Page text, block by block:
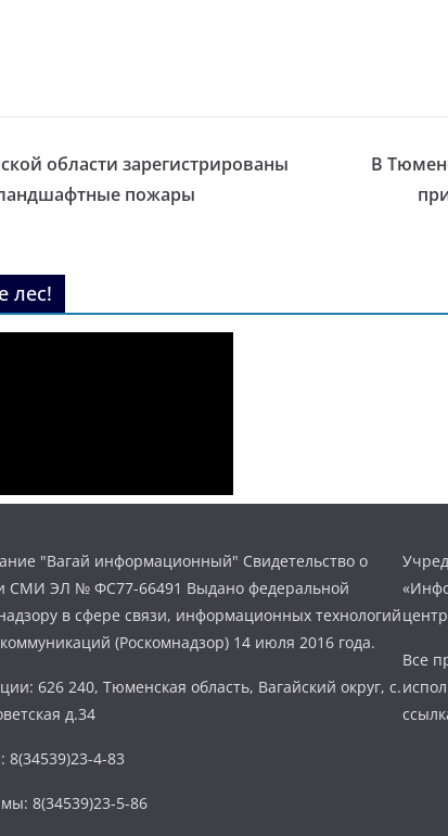
области зарегистрированы
пожары
В
лес!
"Вагай информационный" Свидетельство о
СМИ ЭЛ № ФС77-66491 Выдано федеральной
в сфере связи, информационных технологий
(Роскомнадзор) 14 июля 2016 года.
626 240, Тюменская область, Вагайский округ, с.
д.34
8(34539)23-4-83
8(34539)23-5-86
Все